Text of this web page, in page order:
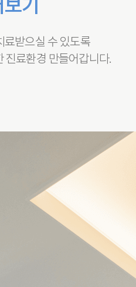
기
료받으실 수 있도록
진료환경 만들어갑니다.